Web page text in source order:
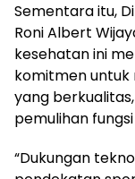
Sementara itu,
Roni Albert
kesehatan ini
komitmen
yang
pemulihan
“Dukungan